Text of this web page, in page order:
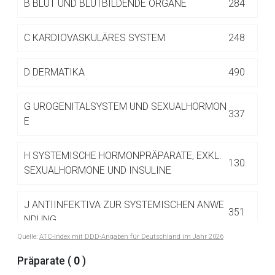
B BLUT UND BLUTBILDENDE ORGANE 284
C KARDIOVASKULÄRES SYSTEM 248
D DERMATIKA 490
G UROGENITALSYSTEM UND SEXUALHORMON
E
337
H SYSTEMISCHE HORMONPRÄPARATE, EXKL.
SEXUALHORMONE UND INSULINE
130
J ANTIINFEKTIVA ZUR SYSTEMISCHEN ANWE
NDUNG
351
ANTINEOPLASTISCHE UND IMMUNMODULIE
RENDE MITTEL
Quelle: ATC-Index mit DDD-Angaben für Deutschland im Jahr 2026
Präparate ( 0 )
Zur Seite